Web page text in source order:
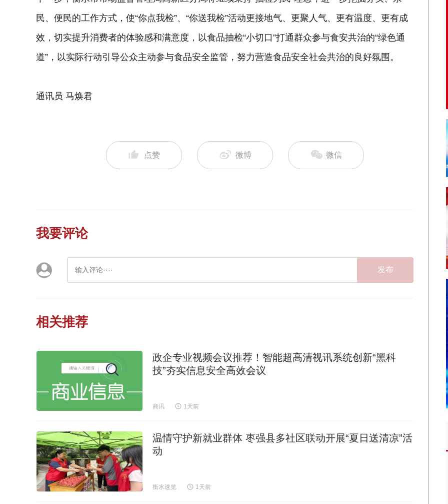
民、便民的工作方式，使“你点我检”、“你送我检”活动更接地气、更聚人气、更有温度、更有成
效，切实提升消费者的体验感和满意度，以食品抽检“小切口”打通群众参与食安共治的“绿色通
道”，以实际行动引导公众主动参与食品安全监管，努力营造食品安全社会共治的良好氛围。
通讯员 马焕君
点赞 微博 微信
我要评论
发布
相关推荐
政企专业视频会议推荐！智能超高清视讯系统创新“黑科
技”夯实信息安全高效会议
商讯 1天前
温情守护新就业群体 枣强县多社区联动开展“夏日送清凉”活
动
衡水速览 1天前